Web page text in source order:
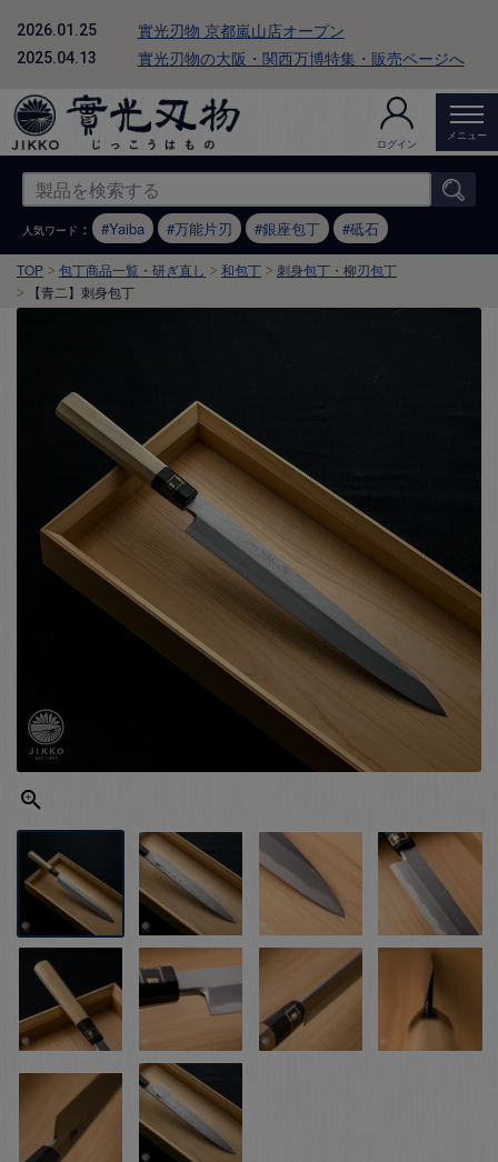
2026.01.25 實光刃物 京都嵐山店オープン
2025.04.13 實光刃物の大阪・関西万博特集・販売ページへ
ログイン
メニュー
人気ワード ： Yaiba 万能片刃 銀座包丁 砥石
TOP 包丁商品一覧・研ぎ直し 和包丁
刺身包丁・柳刃包丁
【青二】刺身包丁